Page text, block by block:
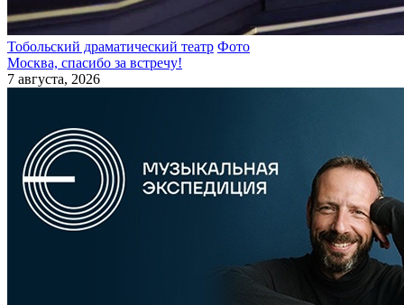
Тобольский драматический театр Фото
Москва, спасибо за встречу!
7 августа, 2026